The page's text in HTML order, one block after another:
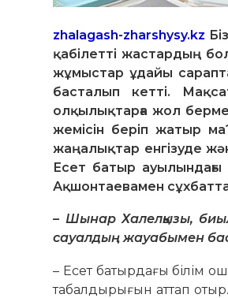
zhalagash-zharshysy.kz
қабілетті жастардың
жұмыстар ұдайы
басталып кетті.
олқылықтарға жол
жемісін беріп жатыр
жаңалықтар енгізуде
Есет батыр
Ақшонтаевамен
– Шынар Халелқызы,
сауалдың жауабымен
– Есет батырдағы білім
табалдырығын аттап